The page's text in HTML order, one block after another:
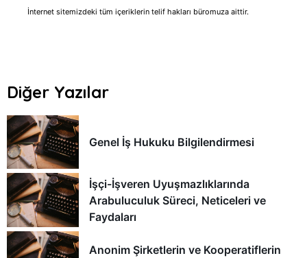
İnternet sitemizdeki tüm içeriklerin telif hakları büromuza aittir.
Diğer Yazılar
Genel İş Hukuku Bilgilendirmesi
İşçi-İşveren Uyuşmazlıklarında
Arabuluculuk Süreci, Neticeleri ve
Faydaları
Anonim Şirketlerin ve Kooperatiflerin